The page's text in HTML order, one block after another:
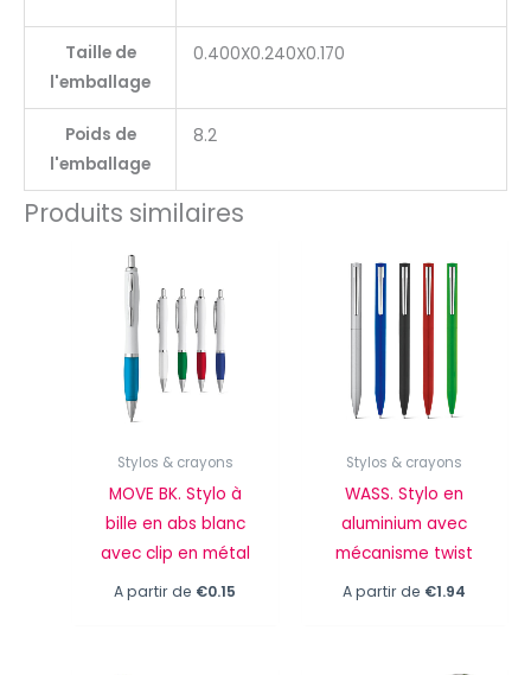
Taille de
l'emballage
0.400X0.240X0.170
Poids de
l'emballage
8.2
Produits similaires
Stylos & crayons
MOVE BK. Stylo à
bille en abs blanc
avec clip en métal
A partir de €0.15
Stylos & crayons
WASS. Stylo en
aluminium avec
mécanisme twist
A partir de €1.94